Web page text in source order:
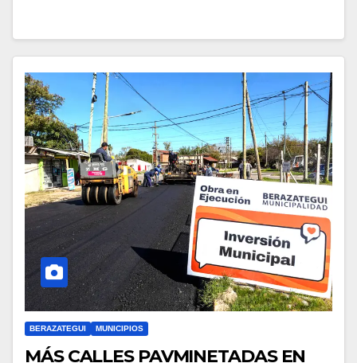
BERAZATEGUI MUNICIPIOS
MÁS CALLES PAVMINETADAS EN